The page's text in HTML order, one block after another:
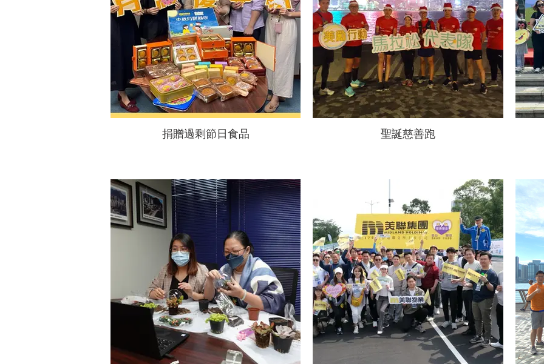
捐贈過剩節日食品 聖誕慈善跑